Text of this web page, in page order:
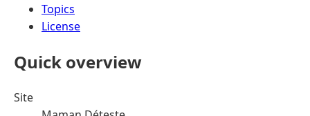
Topics
License
Quick overview
Site